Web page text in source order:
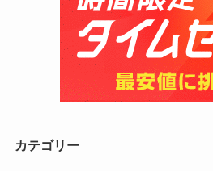
カテゴリー